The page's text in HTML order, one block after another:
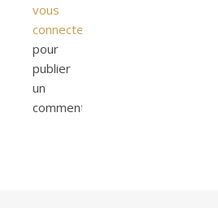
vous
connecter
pour
publier
un
commentaire.